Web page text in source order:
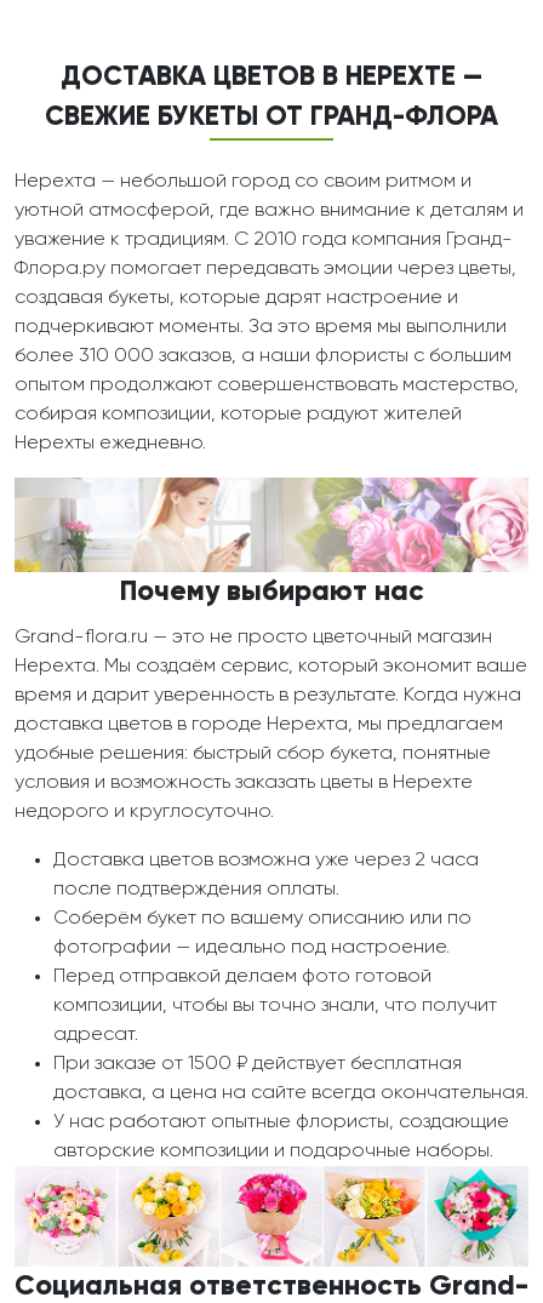
ДОСТАВКА ЦВЕТОВ В НЕРЕХТЕ —
СВЕЖИЕ БУКЕТЫ ОТ ГРАНД-ФЛОРА
Нерехта — небольшой город со своим ритмом и
уютной атмосферой, где важно внимание к деталям и
уважение к традициям. С 2010 года компания Гранд-
Флора.ру помогает передавать эмоции через цветы,
создавая букеты, которые дарят настроение и
подчеркивают моменты. За это время мы выполнили
более 310 000 заказов, а наши флористы с большим
опытом продолжают совершенствовать мастерство,
собирая композиции, которые радуют жителей
Нерехты ежедневно.
Почему выбирают нас
Grand-flora.ru — это не просто цветочный магазин
Нерехта. Мы создаём сервис, который экономит ваше
время и дарит уверенность в результате. Когда нужна
доставка цветов в городе Нерехта, мы предлагаем
удобные решения: быстрый сбор букета, понятные
условия и возможность заказать цветы в Нерехте
недорого и круглосуточно.
Доставка цветов возможна уже через 2 часа
после подтверждения оплаты.
Соберём букет по вашему описанию или по
фотографии — идеально под настроение.
Перед отправкой делаем фото готовой
композиции, чтобы вы точно знали, что получит
адресат.
При заказе от 1500 ₽ действует бесплатная
доставка, а цена на сайте всегда окончательная.
У нас работают опытные флористы, создающие
авторские композиции и подарочные наборы.
Социальная ответственность Grand-